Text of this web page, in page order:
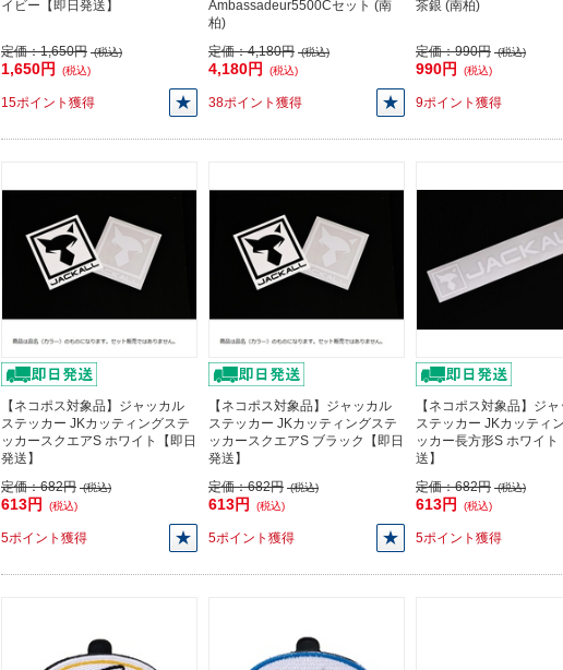
イビー【即日発送】
定価：1,650円 (税込)
1,650円 (税込)
15ポイント獲得
Ambassadeur5500Cセット (南
柏)
定価：4,180円 (税込)
4,180円 (税込)
38ポイント獲得
茶銀 (南柏)
定価：990円 (税込)
990円 (税込)
9ポイント獲得
【ネコポス対象品】ジャッカル
ステッカー JKカッティングステ
ッカースクエアS ホワイト【即日
発送】
定価：682円 (税込)
613円 (税込)
5ポイント獲得
【ネコポス対象品】ジャッカル
ステッカー JKカッティングステ
ッカースクエアS ブラック【即日
発送】
定価：682円 (税込)
613円 (税込)
5ポイント獲得
【ネコポス対象品】ジ
ステッカー JKカッティ
ッカー長方形S ホワイト
送】
定価：682円 (税込)
613円 (税込)
5ポイント獲得